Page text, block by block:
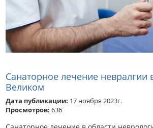
Санаторное лечение
Великом
Дата публикации: 17 ноября 2023г.
Просмотров: 636